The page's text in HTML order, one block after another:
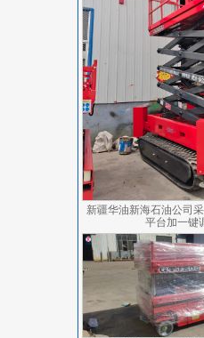
新疆华油新海石油公司
平台加一键